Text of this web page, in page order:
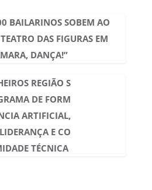
BAILARINOS SOBEM AO
DAS FIGURAS EM
DANÇA!”
REGIÃO S
DE FORM
ARTIFICIAL,
E CO
TÉCNICA